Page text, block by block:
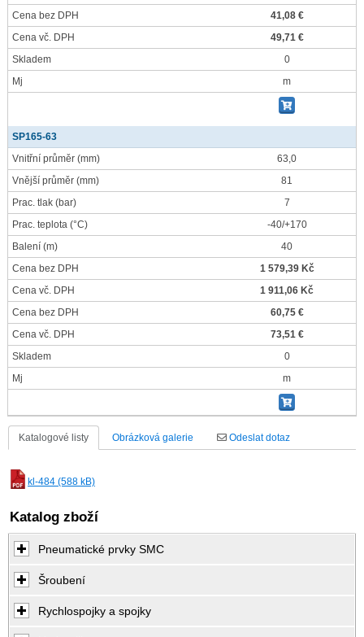
Cena bez DPH
41,08 €
Cena vč. DPH
49,71 €
Skladem
0
Mj
m
SP165-63
Vnitřní průměr (mm)
63,0
Vnější průměr (mm)
81
Prac. tlak (bar)
7
Prac. teplota (°C)
-40/+170
Balení (m)
40
Cena bez DPH
1 579,39 Kč
Cena vč. DPH
1 911,06 Kč
Cena bez DPH
60,75 €
Cena vč. DPH
73,51 €
Skladem
0
Mj
m
Katalogové listy Obrázková galerie Odeslat dotaz
kl-484 (588 kB)
Katalog zboží
Pneumatické prvky SMC
Šroubení
Rychlospojky a spojky